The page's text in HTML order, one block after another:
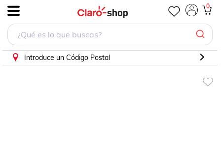
0
Introduce un Código Postal
cuadro decorativo visión de tigre